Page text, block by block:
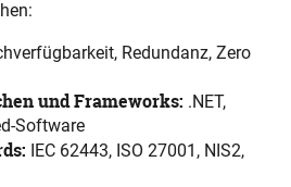
Redundanz, Zero
und Frameworks: .NET,
Software
IEC 62443, ISO 27001, NIS2,